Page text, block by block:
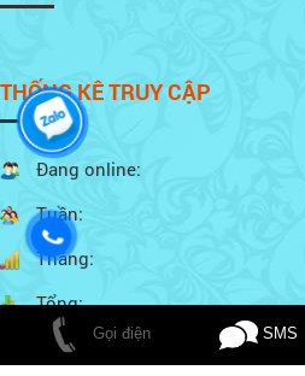
THỐNG KÊ TRUY CẬP
Đang online:
Tuần:
Tháng:
Tổng:
Gọi điện SMS